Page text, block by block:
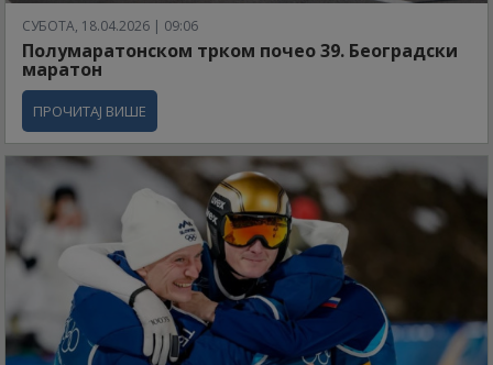
СУБОТА, 18.04.2026 | 09:06
Полумаратонском трком почео 39. Београдски
маратон
ПРОЧИТАЈ ВИШЕ